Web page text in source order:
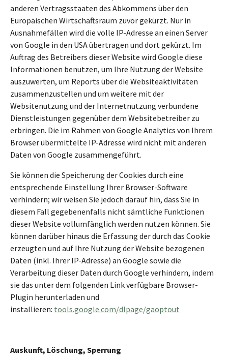
anderen Vertragsstaaten des Abkommens über den
Europäischen Wirtschaftsraum zuvor gekürzt. Nur in
Ausnahmefällen wird die volle IP-Adresse an einen Server
von Google in den USA übertragen und dort gekürzt. Im
Auftrag des Betreibers dieser Website wird Google diese
Informationen benutzen, um Ihre Nutzung der Website
auszuwerten, um Reports über die Websiteaktivitäten
zusammenzustellen und um weitere mit der
Websitenutzung und der Internetnutzung verbundene
Dienstleistungen gegenüber dem Websitebetreiber zu
erbringen. Die im Rahmen von Google Analytics von Ihrem
Browser übermittelte IP-Adresse wird nicht mit anderen
Daten von Google zusammengeführt.
Sie können die Speicherung der Cookies durch eine
entsprechende Einstellung Ihrer Browser-Software
verhindern; wir weisen Sie jedoch darauf hin, dass Sie in
diesem Fall gegebenenfalls nicht sämtliche Funktionen
dieser Website vollumfänglich werden nutzen können. Sie
können darüber hinaus die Erfassung der durch das Cookie
erzeugten und auf Ihre Nutzung der Website bezogenen
Daten (inkl. Ihrer IP-Adresse) an Google sowie die
Verarbeitung dieser Daten durch Google verhindern, indem
sie das unter dem folgenden Link verfügbare Browser-
Plugin herunterladen und
installieren: tools.google.com/dlpage/gaoptout
Auskunft, Löschung, Sperrung